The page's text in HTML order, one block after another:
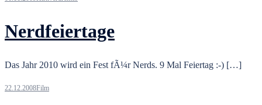
Nerdfeiertage
Das Jahr 2010 wird ein Fest fÃ¼r Nerds. 9 Mal Feiertag :-) […]
22.12.2008Film